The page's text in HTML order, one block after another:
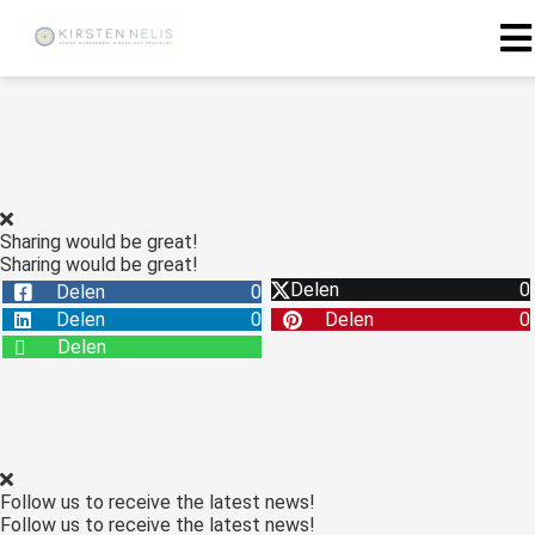
Sharing would be great!
Sharing would be great!
Delen
0 Delen
0
Delen
0 Delen
0
Delen
Follow us to receive the latest news!
Follow us to receive the latest news!
zijn
deze